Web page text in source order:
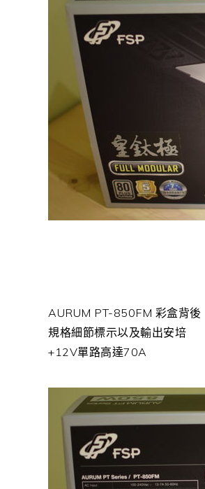
AURUM PT-850FM 彩盒背後
規格細節標示以及輸出安培
+12V單路高達70A